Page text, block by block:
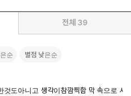
전체 39
순 별점 낮은순
도아니고 생각이참깜찍함 막 속으로 서